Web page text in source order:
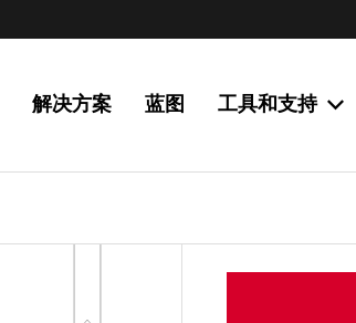
解决方案 蓝图 工具和支持